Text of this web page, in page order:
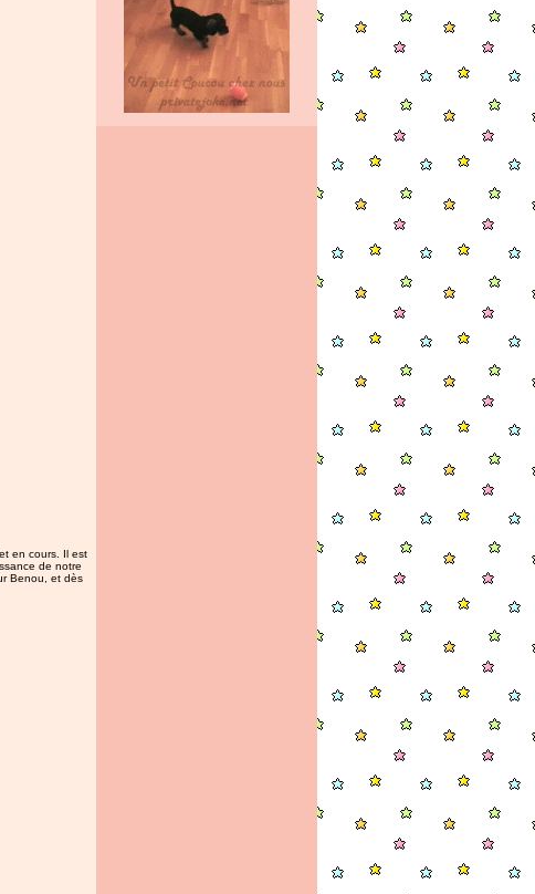
en cours. Il est
de notre
Benou, et dès